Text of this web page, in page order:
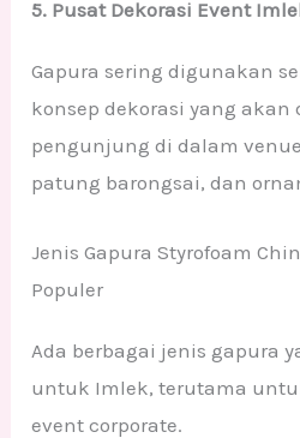
5. Pusat Dekorasi Event
Gapura sering digunakan
konsep dekorasi yang akan
pengunjung di dalam
patung barongsai, dan
Jenis Gapura Styrofoam
Populer
Ada berbagai jenis gapura
untuk Imlek, terutama
event corporate.